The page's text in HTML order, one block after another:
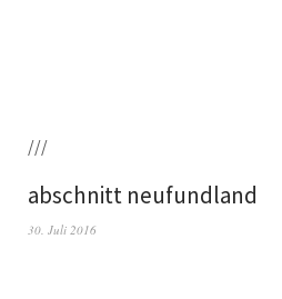
///
abschnitt neufundland
30. Juli 2016